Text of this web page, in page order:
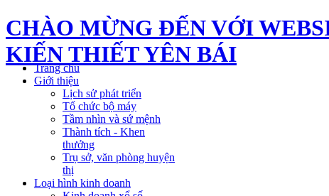
CHÀO MỪNG ĐẾN VỚI
KIẾN THIẾT YÊN BÁI
Trang chủ
Giới thiệu
Lịch sử phát triển
Tổ chức bộ máy
Tầm nhìn và sứ mệnh
Thành tích - Khen
thưởng
Trụ sở, văn phòng huyện
thị
Loại hình kinh doanh